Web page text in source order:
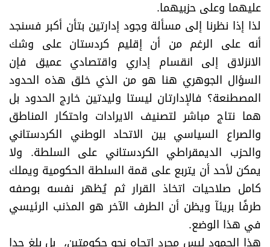
عليهما وعلى حزبيهما.
لذا إذا نظرنا إلى مسألة وجود إدارتين بتأن أكبر فسنجد
أنه على الرغم من أن إقليم كردستان على وشك
الانزلاق إلى انقسام إداري واقتصادي عميق فإن
السؤال الجوهري هنا هو من الذي خلق هذه الحدود
المصطنعة؟ فالإدارتان ليستا وليدتين خارج الحدود بل
هما نتاج مباشر لتصنيف الايرادات واحتكار المناطق
والصراع السياسي بين الاتحاد الوطني الكردستاني
والحزب الديمقراطي الكردستاني على السلطة. ولا
يمكن لأحد أن يتربع على قمة السلطة الحكومية ويملك
كامل صلاحيات اتخاذ القرار ثم يُظهر نفسه بوصفه
طرفًا بريئآ ويظن أن الطرف الآخر هو المذنب الرئيسي
في هذا الوضع.
هذا الجمود ليس مجرد اتجاه نحو حكومتين، بل بلغ حدا